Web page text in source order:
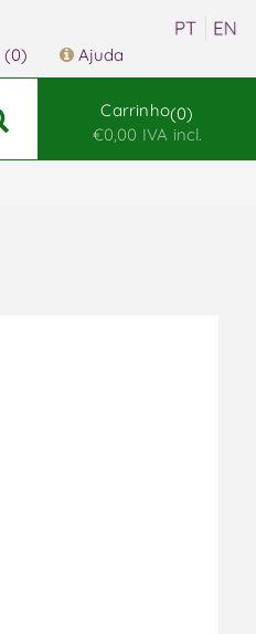
(0) Ajuda
Carrinho 0
€0,00 IVA incl.